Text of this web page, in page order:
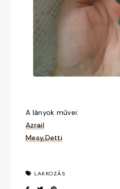
A lányok művei:
Azrail
Mesy,Detti
LAKKOZÁS